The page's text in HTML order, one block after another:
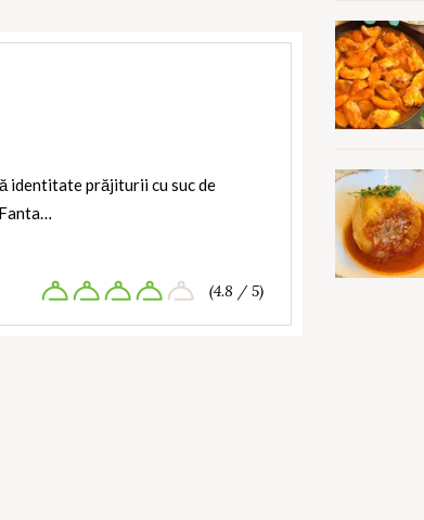
identitate prăjiturii cu suc de
(4.8 / 5)